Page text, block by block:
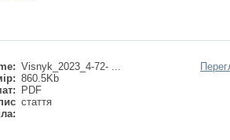
Visnyk_2023_4-72- ...
860.5Kb
PDF
стаття